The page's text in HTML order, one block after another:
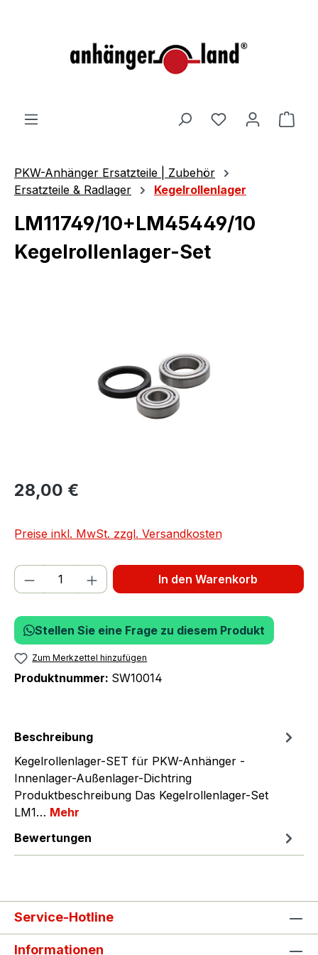
PKW-Anhänger Ersatzteile | Zubehör
Ersatzteile & Radlager
Kegelrollenlager
LM11749/10+LM45449/10
Kegelrollenlager-Set
28,00 €
Preise inkl. MwSt. zzgl. Versandkosten
Produkt Anzahl: Gib den gewünschten
In den Warenkorb
Stellen Sie eine Frage zu diesem Produkt
Zum Merkzettel hinzufügen
Produktnummer: SW10014
Beschreibung
Kegelrollenlager-SET für PKW-Anhänger -
Innenlager-Außenlager-Dichtring
Produktbeschreibung Das Kegelrollenlager-Set
LM1… Mehr
Bewertungen
Service-Hotline
Informationen